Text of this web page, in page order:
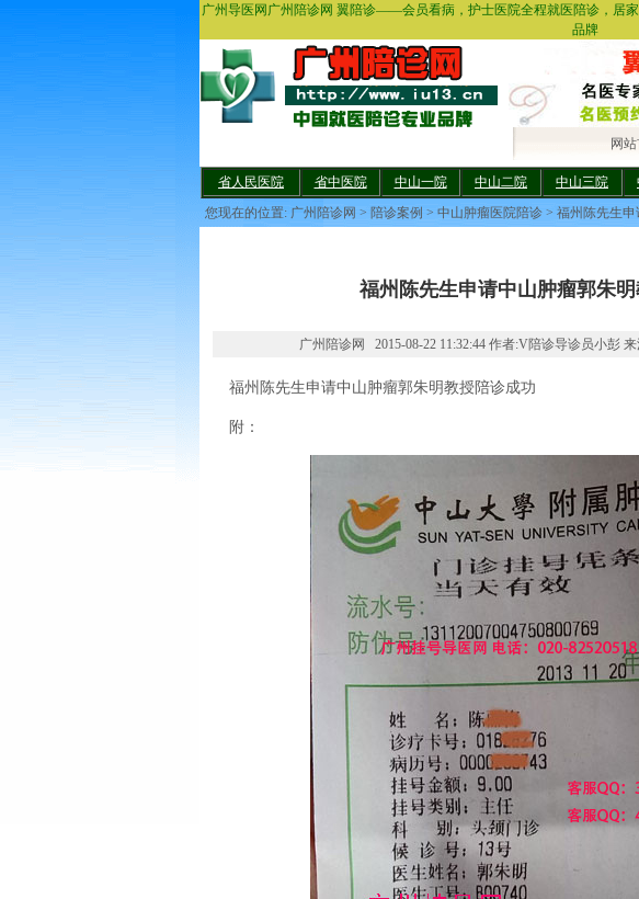
广州导医网广州陪诊网 翼陪诊——会员看病，护士医院全程就医陪诊，居
品牌
网
省人民医院 省中医院 中山一院 中山二院 中山三院
您现在的位置: 广州陪诊网 > 陪诊案例 > 中山肿瘤医院陪诊 > 福州陈先生
福州陈先生申请中山肿瘤郭朱
广州陪诊网 2015-08-22 11:32:44 作者:V陪诊导诊员小彭
福州陈先生申请中山肿瘤郭朱明教授陪诊成功
附：